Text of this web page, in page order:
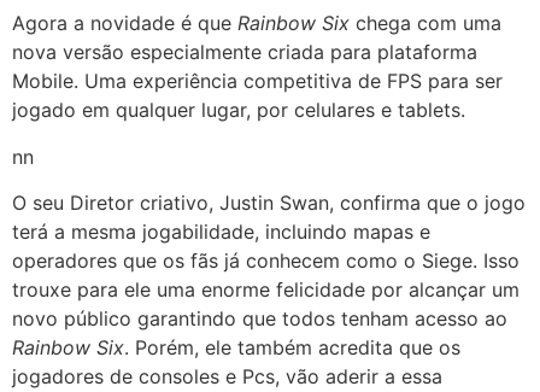
Agora a novidade é que Rainbow Six chega com uma
nova versão especialmente criada para plataforma
Mobile. Uma experiência competitiva de FPS para ser
jogado em qualquer lugar, por celulares e tablets.
nn
O seu Diretor criativo, Justin Swan, confirma que o jogo
terá a mesma jogabilidade, incluindo mapas e
operadores que os fãs já conhecem como o Siege. Isso
trouxe para ele uma enorme felicidade por alcançar um
novo público garantindo que todos tenham acesso ao
Rainbow Six. Porém, ele também acredita que os
jogadores de consoles e Pcs, vão aderir a essa